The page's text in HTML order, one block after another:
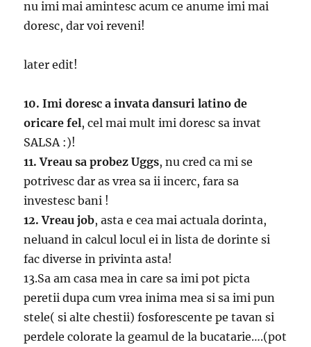
nu imi mai amintesc acum ce anume imi mai
doresc, dar voi reveni!
later edit!
10. Imi doresc a invata dansuri latino de
oricare fel, cel mai mult imi doresc sa invat
SALSA :)!
11. Vreau sa probez Uggs, nu cred ca mi se
potrivesc dar as vrea sa ii incerc, fara sa
investesc bani !
12. Vreau job, asta e cea mai actuala dorinta,
neluand in calcul locul ei in lista de dorinte si
fac diverse in privinta asta!
13.Sa am casa mea in care sa imi pot picta
peretii dupa cum vrea inima mea si sa imi pun
stele( si alte chestii) fosforescente pe tavan si
perdele colorate la geamul de la bucatarie….(pot